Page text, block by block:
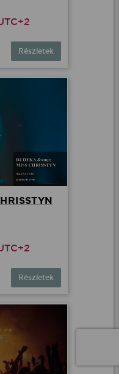
Részletek
Részletek